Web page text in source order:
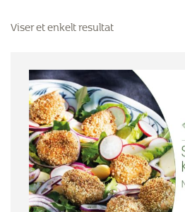
Viser et enkelt resultat